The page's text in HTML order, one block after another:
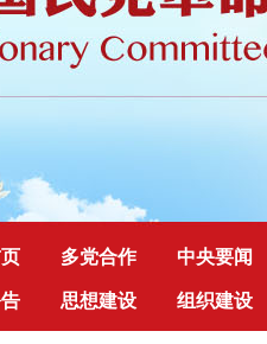
多党合作 中央要闻
思想建设 组织建设